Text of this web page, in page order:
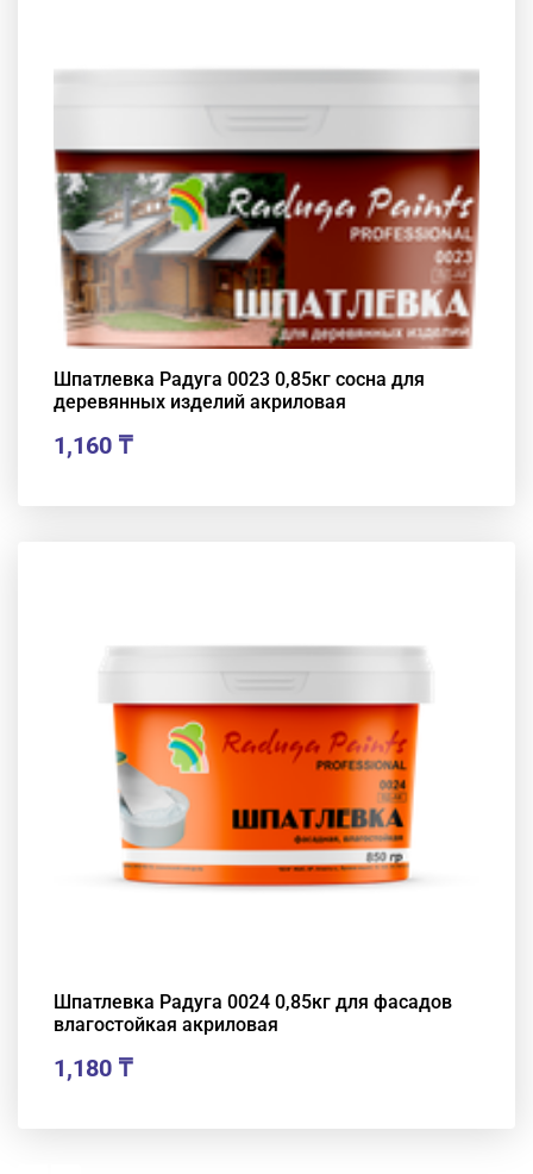
Шпатлевка Радуга 0023 0,85кг сосна для
деревянных изделий акриловая
1,160 ₸
Шпатлевка Радуга 0024 0,85кг для фасадов
влагостойкая акриловая
1,180 ₸